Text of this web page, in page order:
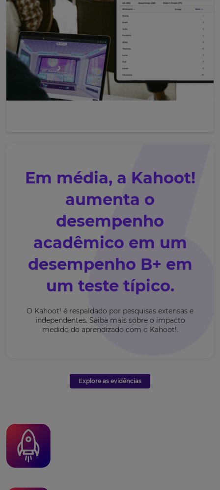
Em média, a Kahoot!
aumenta o
desempenho
acadêmico em um
desempenho B+ em
um teste típico.
O Kahoot! é respaldado por pesquisas extensas e
independentes. Saiba mais sobre o impacto
medido do aprendizado com o Kahoot!.
Explore as evidências
Endereço
e-